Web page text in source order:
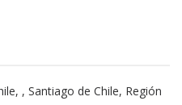
, Santiago de Chile, Región